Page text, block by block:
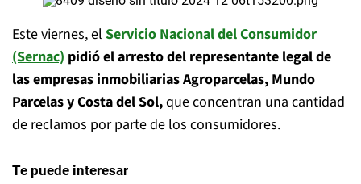
Este viernes, el Servicio Nacional del Consumidor
(Sernac) pidió el arresto del representante legal de
las empresas inmobiliarias Agroparcelas, Mundo
Parcelas y Costa del Sol,que concentran una cantidad
de reclamos por parte de los consumidores.
Te puede interesar